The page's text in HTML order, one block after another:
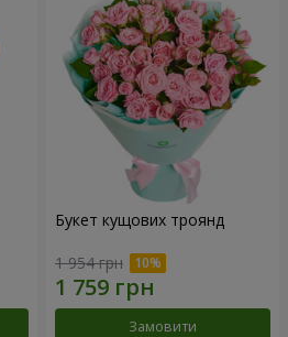
Букет кущових троянд
1 954 грн
Замовити